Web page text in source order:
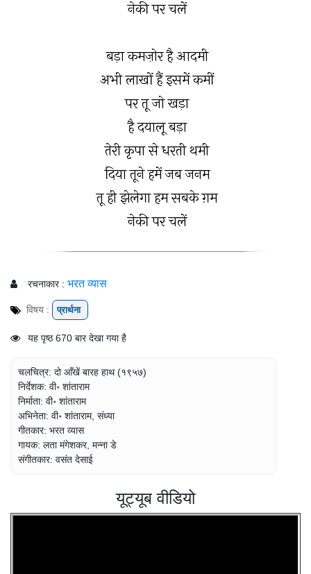
नेकी पर चलें
बड़ा कमज़ोर है आदमी
अभी लाखों हैं इसमें कमीं
पर तू जो खड़ा
है दयालू बड़ा
तेरी कृपा से धरती थमी
दिया तूने हमें जब जनम
तू ही झेलेगा हम सबके ग़म
नेकी पर चलें
रचनाकार : भरत व्यास
विषय : प्रार्थना
यह पृष्ठ 670 बार देखा गया है
चलचित्र: दो आँखें बारह हाथ (१९५७)
निर्देशक: वी॰ शांताराम
निर्माता: वी॰ शांताराम
अभिनेता: वी॰ शांताराम, संध्या
गीतकार: भरत व्यास
गायक: लता मंगेशकर, मन्ना डे
संगीतकार: वसंत देसाई
यूट्यूब वीडियो